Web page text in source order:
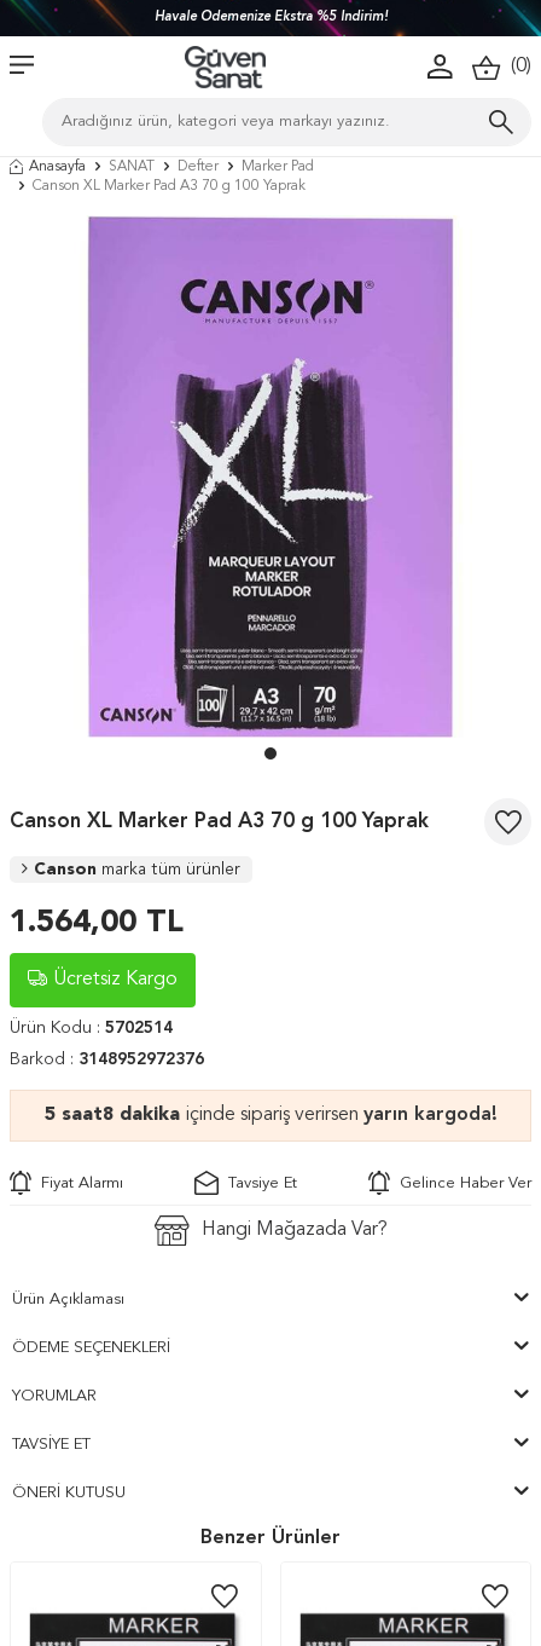
Havale Ödemenize Ekstra %5 İndirim!
(0)
Anasayfa SANAT Defter
Marker Pad
Canson XL Marker Pad A3 70 g 100 Yaprak
Canson XL Marker Pad A3 70 g 100 Yaprak
Canson marka tüm ürünler
1.564,00 TL
Ücretsiz Kargo
Ürün Kodu : 5702514
Barkod : 3148952972376
5 saat8 dakika içinde sipariş verirsen yarın kargoda!
Fiyat Alarmı Tavsiye Et Gelince Haber Ver
Hangi Mağazada Var?
Ürün Açıklaması
ÖDEME SEÇENEKLERI
YORUMLAR
TAVSIYE ET
ÖNERI KUTUSU
Benzer Ürünler